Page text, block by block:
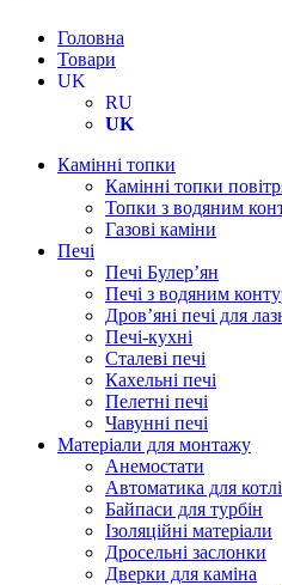
Головна
Товари
UK
RU
UK
Камінні топки
Камінні топки
Топки з водяним
Газові каміни
Печі
Печі Булер’ян
Печі з водяним
Дров’яні печі для
Печі-кухні
Сталеві печі
Кахельні печі
Пелетні печі
Чавунні печі
Матеріали для монтажу
Анемостати
Автоматика для
Байпаси для турбін
Ізоляційні матеріали
Дросельні заслонки
Дверки для каміна